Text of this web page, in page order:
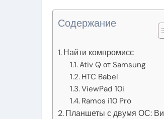
Содержание
Найти компромисс
Ativ Q от Samsung
HTC Babel
ViewPad 10i
Ramos i10 Pro
Планшеты с двумя ОС: